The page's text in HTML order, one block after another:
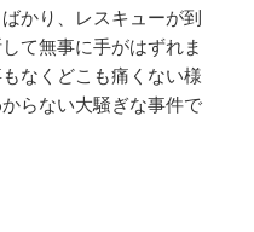
かり、レスキューが到
て無事に手がはずれま
なくどこも痛くない様
らない大騒ぎな事件で